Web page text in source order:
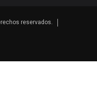
reservados.